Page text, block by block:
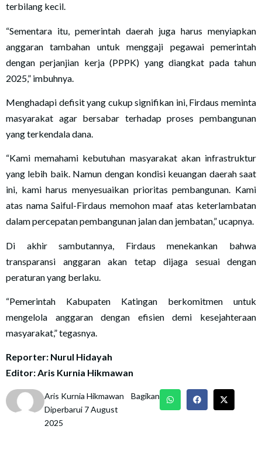
terbilang kecil.
“Sementara itu, pemerintah daerah juga harus menyiapkan
anggaran tambahan untuk menggaji pegawai pemerintah
dengan perjanjian kerja (PPPK) yang diangkat pada tahun
2025,” imbuhnya.
Menghadapi defisit yang cukup signifikan ini, Firdaus meminta
masyarakat agar bersabar terhadap proses pembangunan
yang terkendala dana.
“Kami memahami kebutuhan masyarakat akan infrastruktur
yang lebih baik. Namun dengan kondisi keuangan daerah saat
ini, kami harus menyesuaikan prioritas pembangunan. Kami
atas nama Saiful-Firdaus memohon maaf atas keterlambatan
dalam percepatan pembangunan jalan dan jembatan,” ucapnya.
Di akhir sambutannya, Firdaus menekankan bahwa
transparansi anggaran akan tetap dijaga sesuai dengan
peraturan yang berlaku.
“Pemerintah Kabupaten Katingan berkomitmen untuk
mengelola anggaran dengan efisien demi kesejahteraan
masyarakat,” tegasnya.
Reporter: Nurul Hidayah
Editor: Aris Kurnia Hikmawan
Aris Kurnia Hikmawan
Diperbarui 7 August
2025
Bagikan